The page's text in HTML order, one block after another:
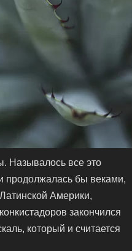
Называлось все это
продолжалась бы веками,
Америки,
закончился
который и считается